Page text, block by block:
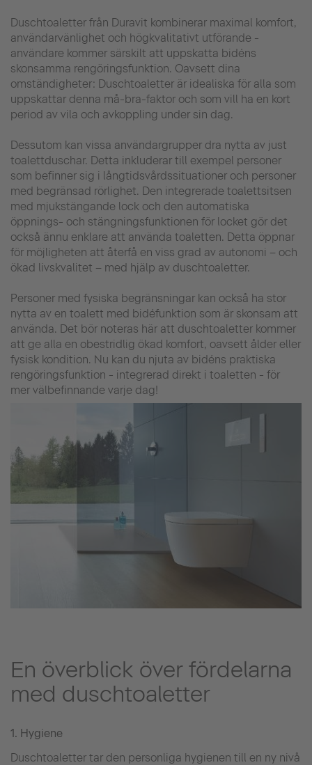
Duschtoaletter från Duravit kombinerar maximal komfort,
användarvänlighet och högkvalitativt utförande -
användare kommer särskilt att uppskatta bidéns
skonsamma rengöringsfunktion. Oavsett dina
omständigheter: Duschtoaletter är idealiska för alla som
uppskattar denna må-bra-faktor och som vill ha en kort
period av vila och avkoppling under sin dag.
Dessutom kan vissa användargrupper dra nytta av just
toalettduschar. Detta inkluderar till exempel personer
som befinner sig i långtidsvårdssituationer och personer
med begränsad rörlighet. Den integrerade toalettsitsen
med mjukstängande lock och den automatiska
öppnings- och stängningsfunktionen för locket gör det
också ännu enklare att använda toaletten. Detta öppnar
för möjligheten att återfå en viss grad av autonomi – och
ökad livskvalitet – med hjälp av duschtoaletter.
Personer med fysiska begränsningar kan också ha stor
nytta av en toalett med bidéfunktion som är skonsam att
använda. Det bör noteras här att duschtoaletter kommer
att ge alla en obestridlig ökad komfort, oavsett ålder eller
fysisk kondition. Nu kan du njuta av bidéns praktiska
rengöringsfunktion - integrerad direkt i toaletten - för
mer välbefinnande varje dag!
En överblick över fördelarna
med duschtoaletter
1. Hygiene
Duschtoaletter tar den personliga hygienen till en ny nivå